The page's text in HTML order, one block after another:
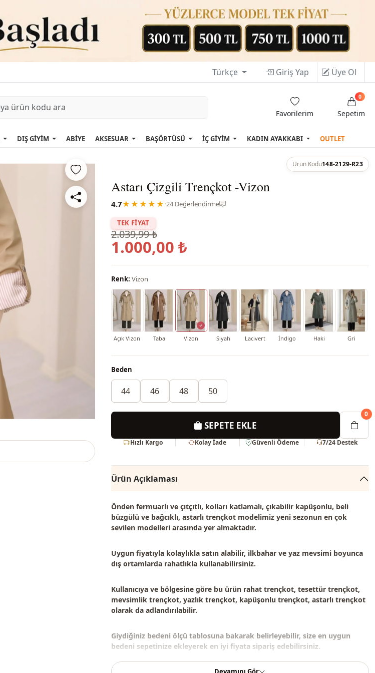
Türkçe Giriş Yap Üye Ol
Favorilerim Sepetim
0
DIŞ GİYİM ABİYE AKSESUAR BAŞÖRTÜSÜ İÇ GİYİM KADIN AYAKKABI OUTLET
Ürün Kodu148-2129-R23
Astarı Çizgili Trençkot -Vizon
4.7★★★★★ ·24 Değerlendirme
TEK FİYAT
2.039,99 ₺
1.000,00 ₺
Renk: Vizon
Açık Vizon Taba Vizon Siyah Lacivert İndigo Haki Gri
Beden
44 46 48 50
SEPETE EKLE
0
Hızlı Kargo Kolay İade Güvenli Ödeme 7/24 Destek
Ürün Açıklaması
Önden fermuarlı ve çıtçıtlı, kolları katlamalı, çıkabilir kapüşonlu, beli
büzgülü ve bağcıklı, astarlı trençkot modelimiz yeni sezonun en çok
sevilen modelleriarasında yer almaktadır.
Uygun fiyatıyla kolaylıkla satın alabilir, ilkbahar ve yaz mevsimi boyunca
dış ortamlarda rahatlıkla kullanabilirsiniz.
Kullanıcıya ve bölgesine göre bu ürün rahat trençkot, tesettür trençkot,
mevsimlik trençkot, yazlık trençkot, kapüşonlu trençkot, astarlı trençkot
olarak da adlandırılabilir.
Giydiğiniz bedeni ölçü tablosuna bakarak belirleyebilir, size en uygun
bedeni sepetinize ekleyerek en iyi fiyata sipariş edebilirsiniz.